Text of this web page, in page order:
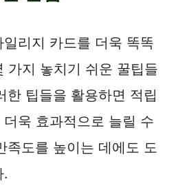
리지 카드를 더욱 똑똑
가지 놓치기 쉬운 꿀팁들
한 팁들을 활용하면 적립
욱 효과적으로 늘릴 수
족도를 높이는 데에도 도
.